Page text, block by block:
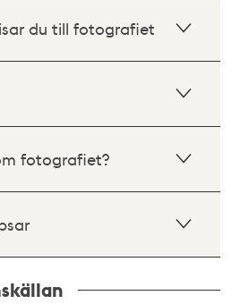
du till fotografiet
fotografiet?